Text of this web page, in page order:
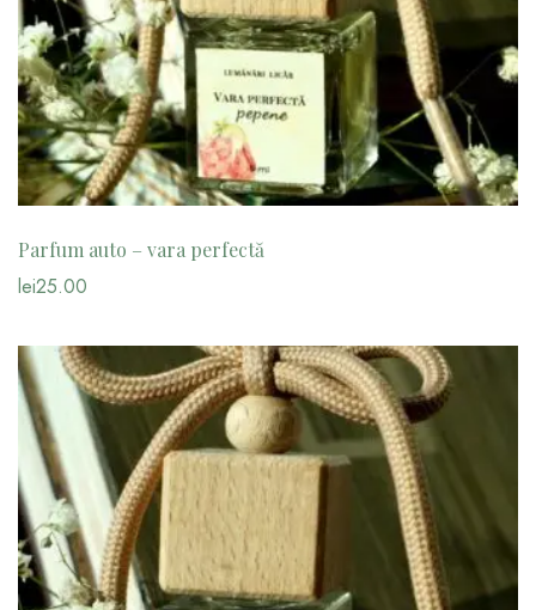
Parfum auto – vara perfectă
lei25.00